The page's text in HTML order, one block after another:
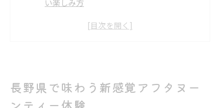
い楽しみ方
コンテンポラリーな食材が彩るアフタヌー
ンティー体験
アフタヌーンティー人気スポットの特徴を
徹底解説
長野県で味わう新感覚アフタヌー